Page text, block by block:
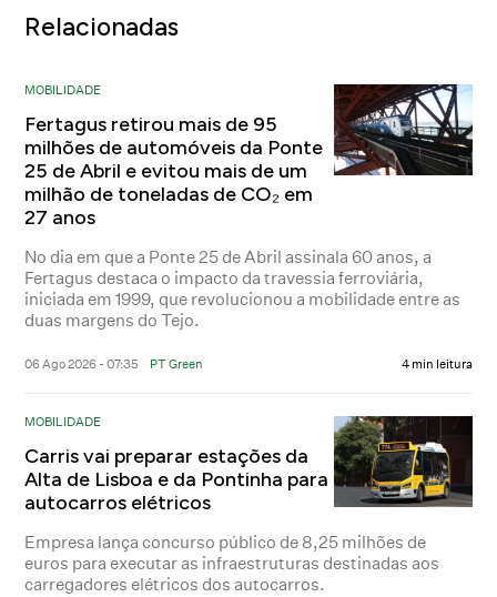
Relacionadas
MOBILIDADE
Fertagus retirou mais de 95
milhões de automóveis da Ponte
25 de Abril e evitou mais de um
milhão de toneladas de CO₂ em
27 anos
No dia em que a Ponte 25 de Abril assinala 60 anos, a
Fertagus destaca o impacto da travessia ferroviária,
iniciada em 1999, que revolucionou a mobilidade entre as
duas margens do Tejo.
06 Ago 2026 - 07:35 PT Green 4 min leitura
MOBILIDADE
Carris vai preparar estações da
Alta de Lisboa e da Pontinha para
autocarros elétricos
Empresa lança concurso público de 8,25 milhões de
euros para executar as infraestruturas destinadas aos
carregadores elétricos dos autocarros.